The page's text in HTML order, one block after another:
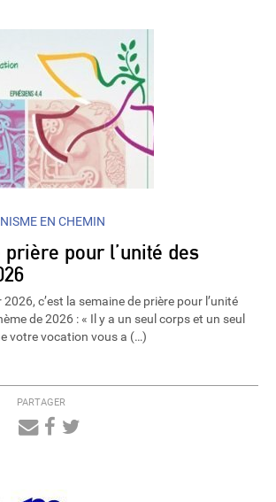
EN CHEMIN
pour l’unité des
c’est la semaine de prière pour l’unité
de 2026 : « Il y a un seul corps et un seul
votre vocation vous a (…)
PARTAGER